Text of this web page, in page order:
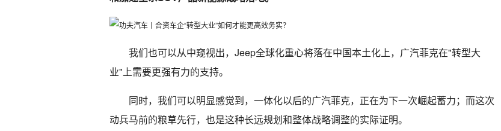
我们也可以从中窥视出，Jeep全球化重心将落在中国本土化上，广汽菲克在"转型大
业"上需要更强有力的支持。
同时，我们可以明显感觉到，一体化以后的广汽菲克，正在为下一次崛起蓄力；而这次
动兵马前的粮草先行，也是这种长远规划和整体战略调整的实际证明。